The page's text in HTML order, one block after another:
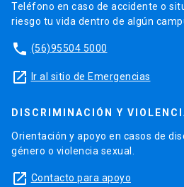
Teléfono en caso de accidente o
riesgo tu vida dentro de algún
phone (56)95504 5000
launch Ir al sitio de Emergencias
DISCRIMINACIÓN Y
Orientación y apoyo en casos de
género o violencia sexual.
launch Contacto para apoyo